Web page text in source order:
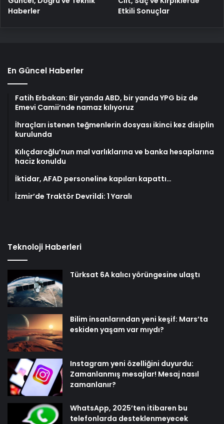
Haberler
Etkili Sonuçlar
En Güncel Haberler
Fatih Erbakan: Bir yanda ABD, bir yanda YPG biz de
Emevi Camii’nde namaz kılıyoruz
İhraçları istenen teğmenlerin dosyası ikinci kez disiplin
kurulunda
Kılıçdaroğlu’nun mal varlıklarına ve banka hesaplarına
haciz konuldu
İktidar, AFAD personeline kapıları kapattı…
İzmir’de Traktör Devrildi: 1 Yaralı
Teknoloji Haberleri
Türksat 6A kalıcı yörüngesine ulaştı
Bilim insanlarından yeni keşif: Mars’ta
eskiden yaşam var mıydı?
Instagram yeni özelliğini duyurdu:
Zamanlanmış mesajlar! Mesaj nasıl
zamanlanır?
WhatsApp, 2025’ten itibaren bu
telefonlarda desteklenmeyecek